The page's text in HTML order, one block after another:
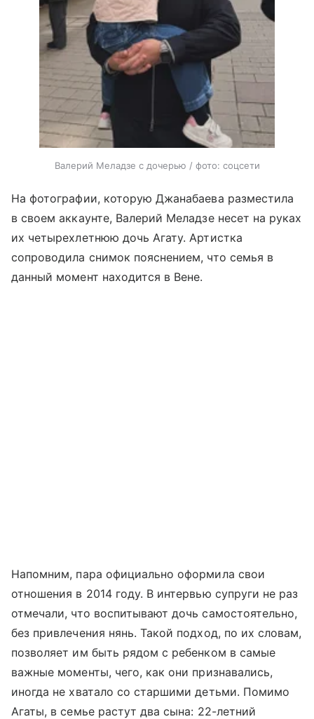
Валерий Меладзе с дочерью / фото: соцсети
На фотографии, которую Джанабаева разместила
в своем аккаунте, Валерий Меладзе несет на руках
их четырехлетнюю дочь Агату. Артистка
сопроводила снимок пояснением, что семья в
данный момент находится в Вене.
Напомним, пара официально оформила свои
отношения в 2014 году. В интервью супруги не раз
отмечали, что воспитывают дочь самостоятельно,
без привлечения нянь. Такой подход, по их словам,
позволяет им быть рядом с ребенком в самые
важные моменты, чего, как они признавались,
иногда не хватало со старшими детьми. Помимо
Агаты, в семье растут два сына: 22-летний